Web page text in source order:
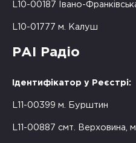
L10-00187 Івано-
L10-01777 м. Калуш
РАІ Радіо
Ідентифікатор у Реєстрі:
L11-00399 м. Бурштин
L11-00887 смт. Верховина,